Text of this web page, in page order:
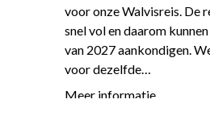
voor onze Walvisreis. De
snel vol en daarom
van 2027 aankondigen.
voor dezelfde…
Meer informatie